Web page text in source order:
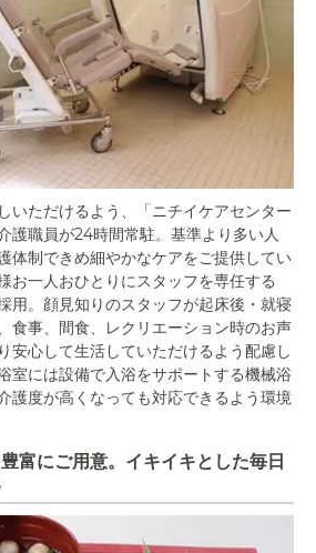
いただけるよう、「ニチイケアセンター
護職員が24時間常駐。基準より多い人
体制できめ細やかなケアをご提供してい
お一人おひとりにスタッフを専任する
用。顔見知りのスタッフが起床後・就寝
食事、間食、レクリエーション時のお声
安心して生活していただけるよう配慮し
室には設備で入浴をサポートする機械浴
護度が高くなっても対応できるよう環境
富にご用意。イキイキとした毎日